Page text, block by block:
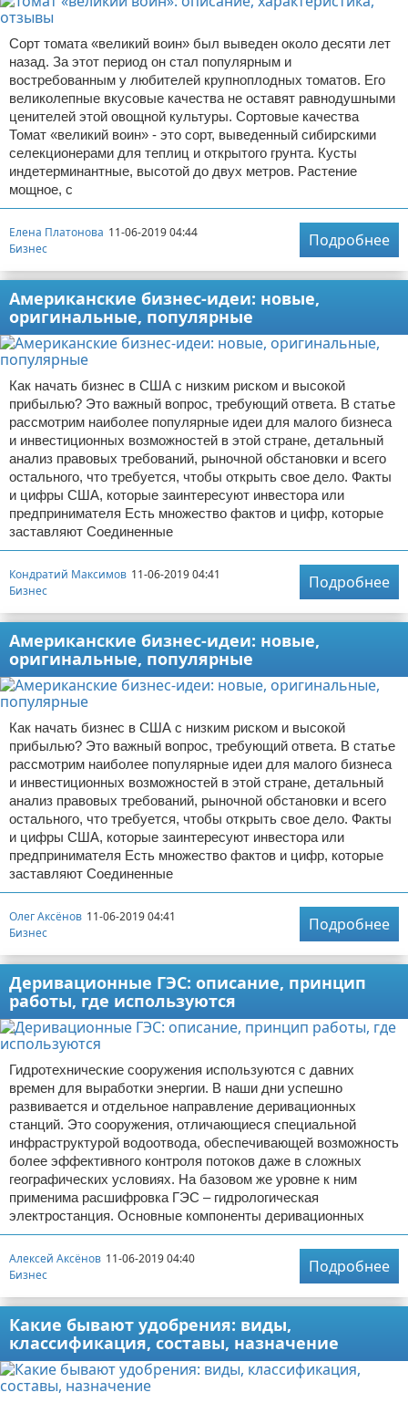
Сорт томата «великий воин» был выведен около десяти лет
назад. За этот период он стал популярным и
востребованным у любителей крупноплодных томатов. Его
великолепные вкусовые качества не оставят равнодушными
ценителей этой овощной культуры. Сортовые качества
Томат «великий воин» - это сорт, выведенный сибирскими
селекционерами для теплиц и открытого грунта. Кусты
индетерминантные, высотой до двух метров. Растение
мощное, с
Елена Платонова 11-06-2019 04:44
Бизнес
Подробнее
Американские бизнес-идеи: новые,
оригинальные, популярные
Как начать бизнес в США с низким риском и высокой
прибылью? Это важный вопрос, требующий ответа. В статье
рассмотрим наиболее популярные идеи для малого бизнеса
и инвестиционных возможностей в этой стране, детальный
анализ правовых требований, рыночной обстановки и всего
остального, что требуется, чтобы открыть свое дело. Факты
и цифры США, которые заинтересуют инвестора или
предпринимателя Есть множество фактов и цифр, которые
заставляют Соединенные
Кондратий Максимов 11-06-2019 04:41
Бизнес
Подробнее
Американские бизнес-идеи: новые,
оригинальные, популярные
Как начать бизнес в США с низким риском и высокой
прибылью? Это важный вопрос, требующий ответа. В статье
рассмотрим наиболее популярные идеи для малого бизнеса
и инвестиционных возможностей в этой стране, детальный
анализ правовых требований, рыночной обстановки и всего
остального, что требуется, чтобы открыть свое дело. Факты
и цифры США, которые заинтересуют инвестора или
предпринимателя Есть множество фактов и цифр, которые
заставляют Соединенные
Олег Аксёнов 11-06-2019 04:41
Бизнес
Подробнее
Деривационные ГЭС: описание, принцип
работы, где используются
Гидротехнические сооружения используются с давних
времен для выработки энергии. В наши дни успешно
развивается и отдельное направление деривационных
станций. Это сооружения, отличающиеся специальной
инфраструктурой водоотвода, обеспечивающей возможность
более эффективного контроля потоков даже в сложных
географических условиях. На базовом же уровне к ним
применима расшифровка ГЭС – гидрологическая
электростанция. Основные компоненты деривационных
Алексей Аксёнов 11-06-2019 04:40
Бизнес
Подробнее
Какие бывают удобрения: виды,
классификация, составы, назначение